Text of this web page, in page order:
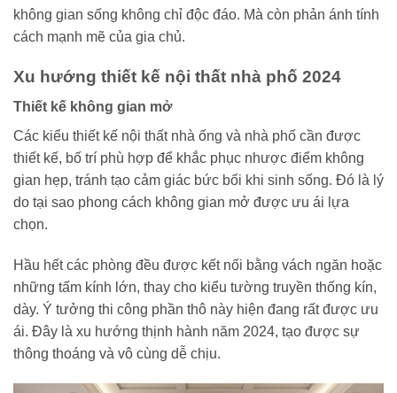
không gian sống không chỉ độc đáo. Mà còn phản ánh tính
cách mạnh mẽ của gia chủ.
Xu hướng thiết kế nội thất nhà phố 2024
Thiết kế không gian mở
Các kiểu thiết kế nội thất nhà ống và nhà phố cần được
thiết kế, bố trí phù hợp để khắc phục nhược điểm không
gian hẹp, tránh tạo cảm giác bức bối khi sinh sống. Đó là lý
do tại sao phong cách không gian mở được ưu ái lựa
chọn.
Hầu hết các phòng đều được kết nối bằng vách ngăn hoặc
những tấm kính lớn, thay cho kiểu tường truyền thống kín,
dày. Ý tưởng thi công phần thô này hiện đang rất được ưu
ái. Đây là xu hướng thịnh hành năm 2024, tạo được sự
thông thoáng và vô cùng dễ chịu.